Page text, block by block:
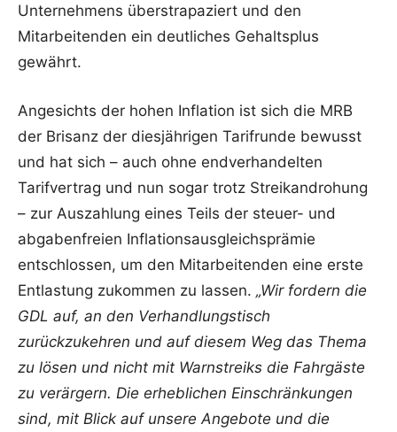
Unternehmens überstrapaziert und den
Mitarbeitenden ein deutliches Gehaltsplus
gewährt.
Angesichts der hohen Inflation ist sich die MRB
der Brisanz der diesjährigen Tarifrunde bewusst
und hat sich – auch ohne endverhandelten
Tarifvertrag und nun sogar trotz Streikandrohung
– zur Auszahlung eines Teils der steuer- und
abgabenfreien Inflationsausgleichsprämie
entschlossen, um den Mitarbeitenden eine erste
Entlastung zukommen zu lassen. „Wir fordern die
GDL auf, an den Verhandlungstisch
zurückzukehren und auf diesem Weg das Thema
zu lösen und nicht mit Warnstreiks die Fahrgäste
zu verärgern. Die erheblichen Einschränkungen
sind, mit Blick auf unsere Angebote und die